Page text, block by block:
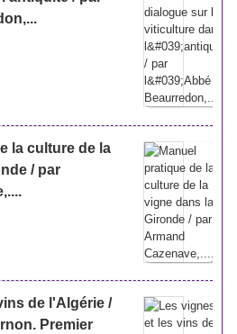
la culture de la
/ par
de l'Algérie /
Premier